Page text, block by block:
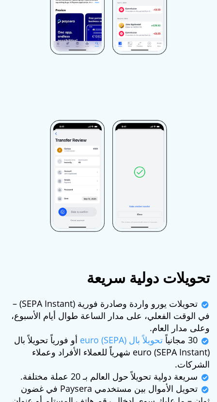
تحويلات دولية سريعة
تحويلات يورو واردة وصادرة فورية (SEPA Instant) –
في الوقت الفعلي، على مدار الساعة طوال أيام الأسبوع،
وعلى مدار العام.
تحويلاً بال euro (SEPA)
أو فورياً تحويلاً بال
euro (SEPA Instant) شهرياً للعملاء الأفراد وعملاء
الشركات.
سريعة دولية تحويلاً حول العالم بـ 20 عملة مختلفة.
تحويل الأموال بين مستخدمي Paysera في غضون